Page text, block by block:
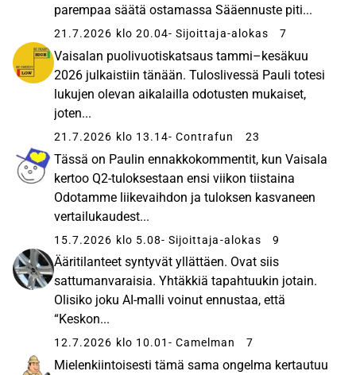
parempaa säätä ostamassa Sääennuste piti...
21.7.2026 klo 20.04- Sijoittaja-alokas 7
Vaisalan puolivuotiskatsaus tammi–kesäkuu
2026 julkaistiin tänään. Tuloslivessä Pauli totesi
lukujen olevan aikalailla odotusten mukaiset,
joten...
21.7.2026 klo 13.14- Contrafun 23
Tässä on Paulin ennakkokommentit, kun Vaisala
kertoo Q2-tuloksestaan ensi viikon tiistaina
Odotamme liikevaihdon ja tuloksen kasvaneen
vertailukaudest...
15.7.2026 klo 5.08- Sijoittaja-alokas 9
Ääritilanteet syntyvät yllättäen. Ovat siis
sattumanvaraisia. Yhtäkkiä tapahtuukin jotain.
Olisiko joku AI-malli voinut ennustaa, että
“Keskon...
12.7.2026 klo 10.01 - Camelman 7
Mielenkiintoisesti tämä sama ongelma kertautuu